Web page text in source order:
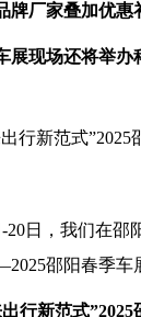
牌厂家叠加优惠
展现场还将举办
20日，我们在邵
邵阳春季车